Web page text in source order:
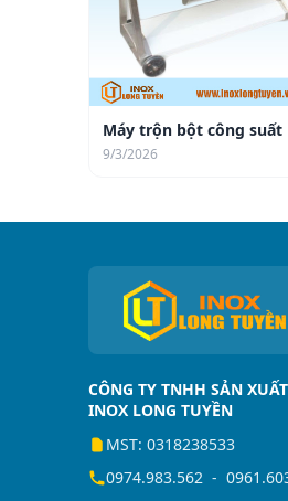
Máy trộn bột công suất
9/3/2026
CÔNG TY TNHH SẢN
INOX LONG TUYỀN
MST: 0318238533
0974.983.562 -